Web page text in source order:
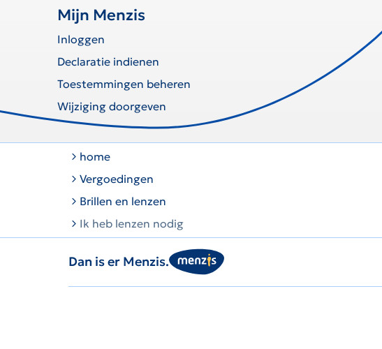
Mijn Menzis
Inloggen
Declaratie indienen
Toestemmingen beheren
Wijziging doorgeven
home
Vergoedingen
Brillen en lenzen
Ik heb lenzen nodig
Dan is er Menzis.